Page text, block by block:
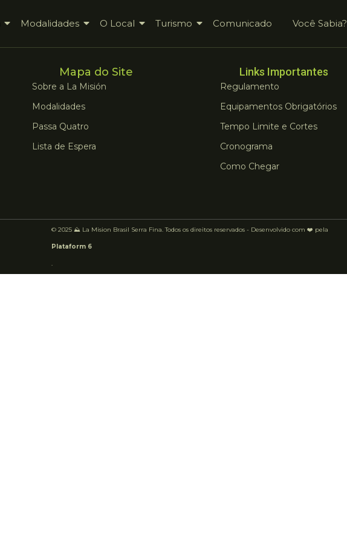
Modalidades O Local Turismo Comunicado Você Sabia?
Mapa do Site
Sobre a La Misión
Modalidades
Passa Quatro
Lista de Espera
Links Importantes
Regulamento
Equipamentos Obrigatórios
Tempo Limite e Cortes
Cronograma
Como Chegar
© 2025 ⛰️ La Mision Brasil Serra Fina. Todos os direitos reservados - Desenvolvido com ❤️ pela
Plataform 6
.